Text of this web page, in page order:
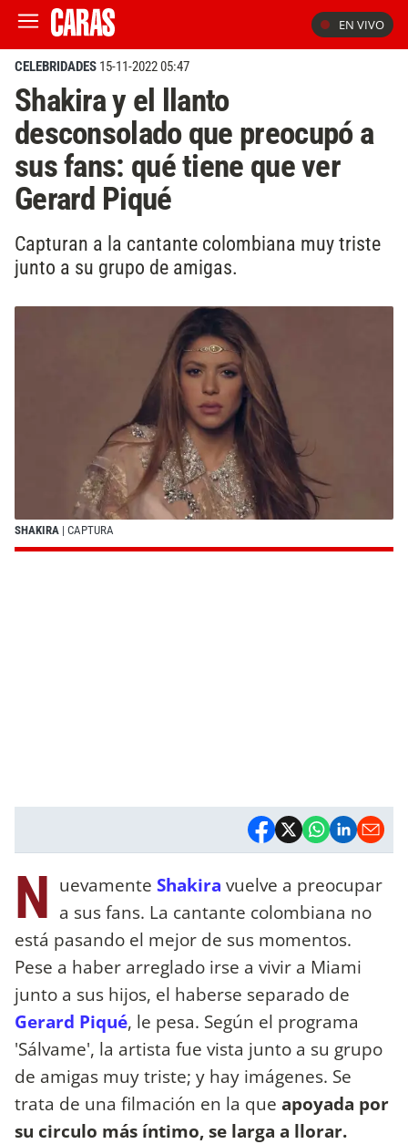
EN VIVO
CELEBRIDADES 15-11-2022 05:47
Shakira y el llanto
desconsolado que preocupó a
sus fans: qué tiene que ver
Gerard Piqué
Capturan a la cantante colombiana muy triste
junto a su grupo de amigas.
SHAKIRA | CAPTURA
N uevamente Shakira vuelve a preocupar
a sus fans. La cantante colombiana no
está pasando el mejor de sus momentos.
Pese a haber arreglado irse a vivir a Miami
junto a sus hijos, el haberse separado de
Gerard Piqué, le pesa. Según el programa
'Sálvame', la artista fue vista junto a su grupo
de amigas muy triste; y hay imágenes. Se
trata de una filmación en la que apoyada por
su circulo más íntimo, se larga a llorar.